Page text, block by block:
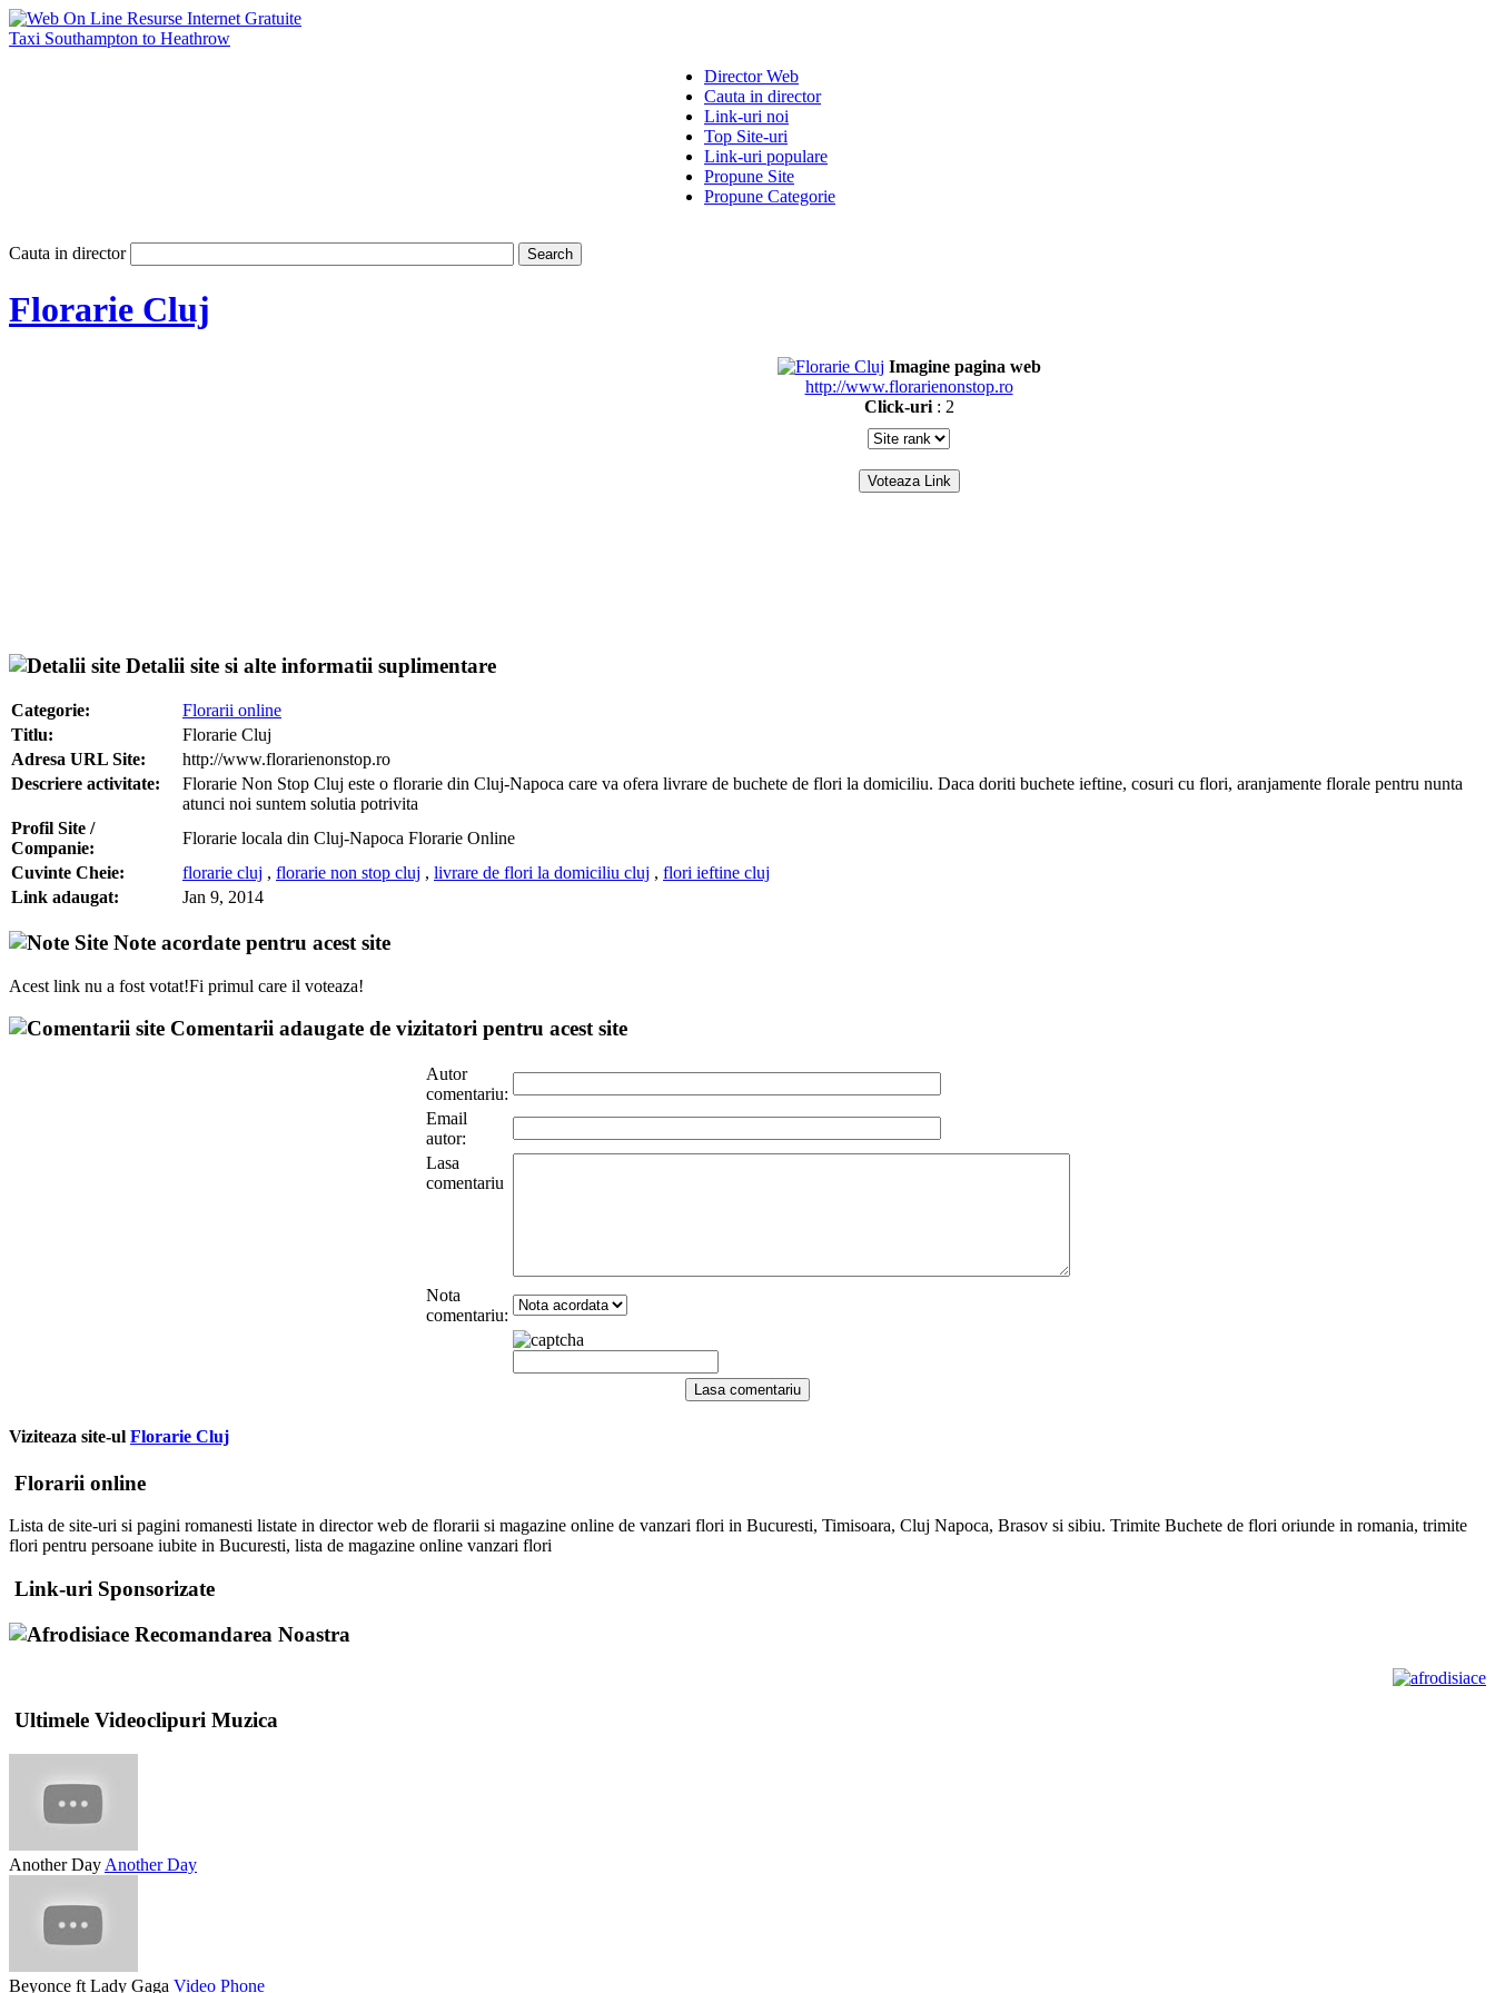
Taxi Southampton to Heathrow
Director Web
Cauta in director
Link-uri noi
Top Site-uri
Link-uri populare
Propune Site
Propune Categorie
Cauta in director
Florarie Cluj
Imagine pagina web
http://www.florarienonstop.ro
Click-uri: 2
Detalii site si alte informatii suplimentare
Categorie:
Florarii online
Titlu:
Florarie Cluj
Adresa URL Site:
http://www.florarienonstop.ro
Descriere activitate:
Florarie Non Stop Cluj este o florarie din Cluj-Napoca care va ofera livrare de buchete de flori la domiciliu. Daca doriti buchete ieftine, cosuri cu flori, aranjamente florale pentru nunta
atunci noi suntem solutia potrivita
Profil Site /
Companie:
Florarie locala din Cluj-Napoca Florarie Online
Cuvinte Cheie:
florarie cluj , florarie non stop cluj , livrare de flori la domiciliu cluj , flori ieftine cluj
Link adaugat:
Jan 9, 2014
Note acordate pentru acest site
Acest link nu a fost votat!Fi primul care il voteaza!
Comentarii adaugate de vizitatori pentru acest site
Autor
comentariu:
Email
autor:
Lasa
comentariu
Nota
comentariu:
Viziteaza site-ul Florarie Cluj
Florarii online
Lista de site-uri si pagini romanesti listate in director web de florarii si magazine online de vanzari flori in Bucuresti, Timisoara, Cluj Napoca, Brasov si sibiu. Trimite Buchete de flori oriunde in romania, trimite
flori pentru persoane iubite in Bucuresti, lista de magazine online vanzari flori
Link-uri Sponsorizate
Recomandarea Noastra
Ultimele Videoclipuri Muzica
Another Day Another Day
Beyonce ft Lady Gaga Video Phone